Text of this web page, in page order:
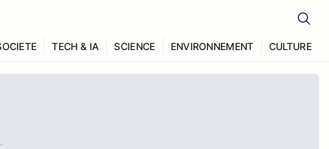
TECH & IA SCIENCE ENVIRONNEMENT CULTURE